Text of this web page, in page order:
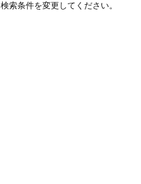
索条件を変更してください。